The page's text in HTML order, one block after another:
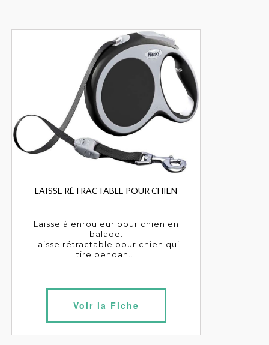
LAISSE RÉTRACTABLE POUR CHIEN
Laisse à enrouleur pour chien en
balade.
Laisse rétractable pour chien qui
tire pendan...
Voir la Fiche